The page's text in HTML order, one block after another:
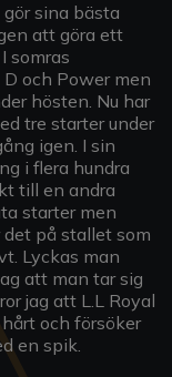
sina bästa
att göra ett
somras
och Power men
hösten. Nu har
tre starter under
igen. I sin
i flera hundra
till en andra
starter men
på stallet som
Lyckas man
att man tar sig
jag att L.L Royal
och försöker
en spik.